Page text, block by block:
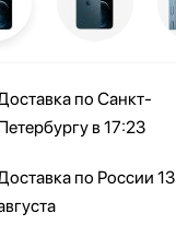
по Санкт-
в 17:23
по России 13